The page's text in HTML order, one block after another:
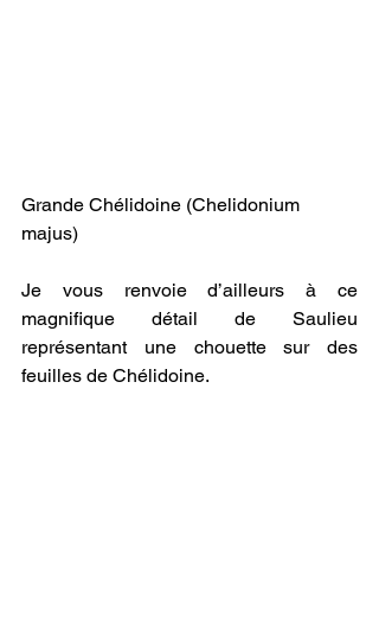
Grande Chélidoine (Chelidonium
majus)
Je vous renvoie d’ailleurs à ce
magnifique détail de Saulieu
représentant une chouette sur des
feuilles de Chélidoine.